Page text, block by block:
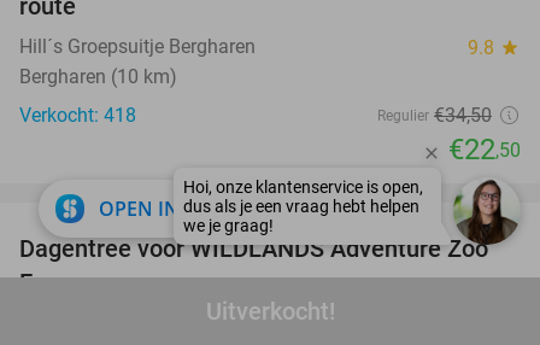
Uitverkocht!
route
Hill´s Groepsuitje Bergharen 9.8 star
Bergharen (10 km)
Verkocht: 418
Regulier €34,50
€22,50
24%
favorite_border
Dagentree voor WILDLANDS Adventure Zoo
Emmen
WILDLANDS Adventure Zoo Emmen
OPEN IN APP close